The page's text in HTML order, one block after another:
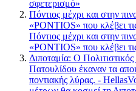
σφετερισμό»
Πόντιος μέχρι και στην
«PONTIOS» που κλέβει
Πόντιος μέχρι και στην
«PONTIOS» που κλέβει
Διποταμία: Ο
Πατουλίδου έκαναν τα
ποντιακής λύρας. -